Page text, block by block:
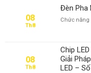
08
Th8
Đèn Pha
Chức năng
08
Th8
Chip
Giải
LED –